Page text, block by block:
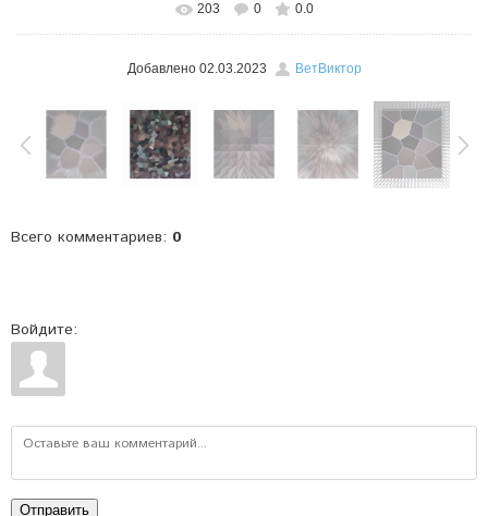
В реальном размере 526x600
203 0 0.0
Добавлено02.03.2023 ВетВиктор
Всего комментариев: 0
Войдите:
Отправить